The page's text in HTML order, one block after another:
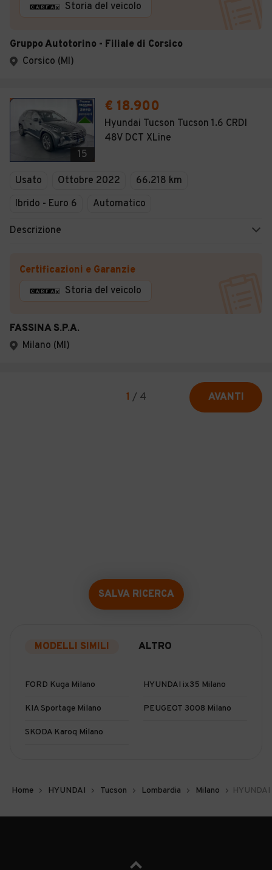
Storia del veicolo
Gruppo Autotorino - Filiale di Corsico
Corsico (MI)
15
€ 18.900
Hyundai Tucson Tucson 1.6 CRDI
48V DCT XLine
Usato Ottobre 2022
66.218 km
Ibrido - Euro 6
Automatico
Descrizione
Certificazioni e Garanzie
Storia del veicolo
FASSINA S.P.A.
Milano (MI)
1 / 4 AVANTI
SALVA RICERCA
MODELLI SIMILI ALTRO
FORD Kuga Milano HYUNDAI ix35 Milano
KIA Sportage Milano PEUGEOT 3008 Milano
SKODA Karoq Milano
Home HYUNDAI Tucson Lombardia Milano